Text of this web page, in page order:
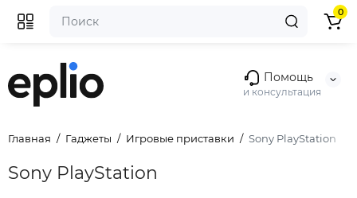
Помощь
и консультация
0
Главная Гаджеты Игровые приставки Sony PlayStation
Sony PlayStation